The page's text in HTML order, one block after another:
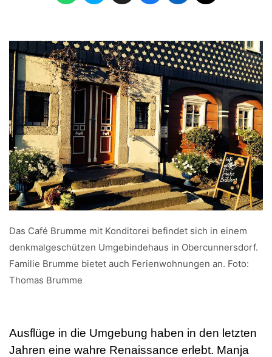
Das Café Brumme mit Konditorei befindet sich in einem
denkmalgeschützen Umgebindehaus in Obercunnersdorf.
Familie Brumme bietet auch Ferienwohnungen an. Foto:
Thomas Brumme
Ausflüge in die Umgebung haben in den letzten
Jahren eine wahre Renaissance erlebt. Manja